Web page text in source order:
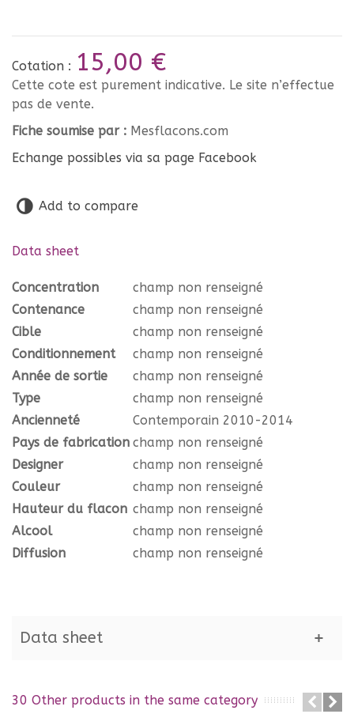
Cotation : 15,00 €
Cette cote est purement indicative. Le site n’effectue
pas de vente.
Fiche soumise par : Mesflacons.com
Echange possibles via sa page Facebook
Add to compare
Data sheet
Concentration
champ non renseigné
Contenance
champ non renseigné
Cible
champ non renseigné
Conditionnement
champ non renseigné
Année de sortie
champ non renseigné
Type
champ non renseigné
Ancienneté
Contemporain 2010-2014
Pays de fabrication champ non renseigné
Designer
champ non renseigné
Couleur
champ non renseigné
Hauteur du flacon champ non renseigné
Alcool
champ non renseigné
Diffusion
champ non renseigné
Data sheet
30 Other products in the same category